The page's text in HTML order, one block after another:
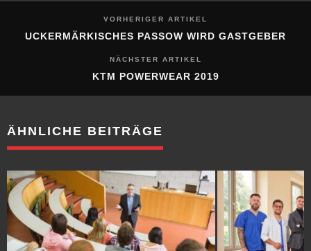
VORHERIGER ARTIKEL
UCKERMÄRKISCHES PASSOW WIRD GASTGEBER
NÄCHSTER ARTIKEL
KTM POWERWEAR 2019
ÄHNLICHE BEITRÄGE